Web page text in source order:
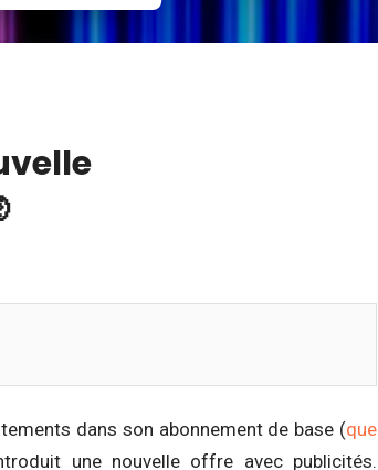
dans son abonnement de base (que
une nouvelle offre avec publicités.